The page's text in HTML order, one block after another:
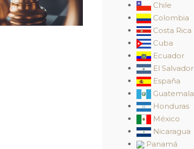
Chile
Colombia
Costa Rica
Cuba
Ecuador
El Salvador
España
Guatemala
Honduras
México
Nicaragua
Panamá